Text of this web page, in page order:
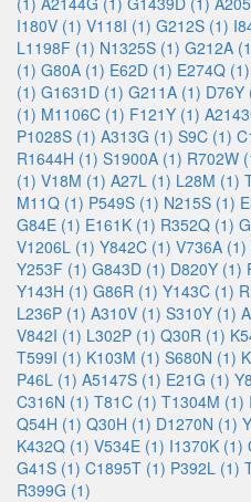
I180V (1) V118I (1) G212S (1)
L1198F (1) N1325S (1) G212A
(1) G80A (1) E62D (1) E274Q (1)
(1) G1631D (1) G211A (1) D76Y
(1) M1106C (1) F121Y (1)
P1028S (1) A313G (1) S9C (1)
R1644H (1) S1900A (1) R702W
(1) V18M (1) A27L (1) L28M (1)
M11Q (1) P549S (1) N215S (1)
G84E (1) E161K (1) R352Q (1)
V1206L (1) Y842C (1) V736A (1)
Y253F (1) G843D (1) D820Y (1)
Y143H (1) G86R (1) Y143C (1)
L236P (1) A310V (1) S310Y (1)
V842I (1) L302P (1) Q30R (1)
T599I (1) K103M (1) S680N (1)
P46L (1) A5147S (1) E21G (1)
C316N (1) T81C (1) T1304M (1)
Q54H (1) Q30H (1) D1270N (1)
K432Q (1) V534E (1) I1370K (1)
G41S (1) C1895T (1) P392L (1)
R399G (1)